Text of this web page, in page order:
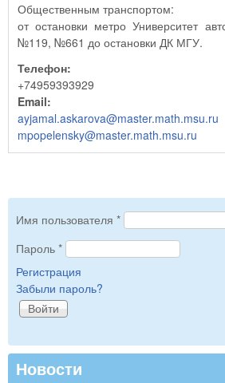
Общественным транспортом:
от остановки метро Университет
№119, №661 до остановки ДК МГУ.
Телефон:
+74959393929
Email:
ayjamal.askarova@master.math.msu.ru
mpopelensky@master.math.msu.ru
Имя пользователя *
Пароль *
Регистрация
Забыли пароль?
Новости